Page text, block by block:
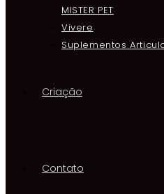
MISTER PET
Vivere
Suplementos
Criação
Contato